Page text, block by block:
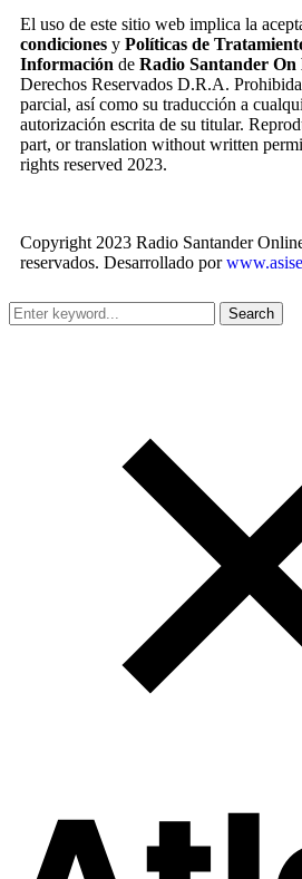
El uso de este sitio web implica la
condiciones y Políticas de
Información de Radio Santander On
Derechos Reservados D.R.A.
parcial, así como su traducción a
autorización escrita de su titular.
part, or translation without written
rights reserved 2023.
Copyright 2023 Radio Santander
reservados. Desarrollado por
Search